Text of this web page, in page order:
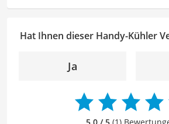
Klarheit, Verständlichkeit und
Ausdruck der Texte zu verbessern, um
angenehme Leseerfahrung zu bieten.
beitragen, dass die Inhalte unserer
präsentiert werden und ihre volle
Hat Ihnen dieser Handy-Kühler
Ja
5,0 / 5(1)